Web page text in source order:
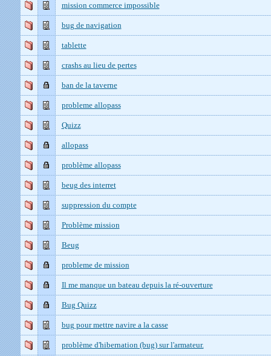
mission commerce impossible
bug de navigation
tablette
crashs au lieu de pertes
ban de la taverne
probleme allopass
Quizz
allopass
problème allopass
beug des interret
suppression du compte
Problème mission
Beug
probleme de mission
Il me manque un bateau depuis la ré-ouverture
Bug Quizz
bug pour mettre navire a la casse
problème d'hibernation (bug) sur l'armateur.